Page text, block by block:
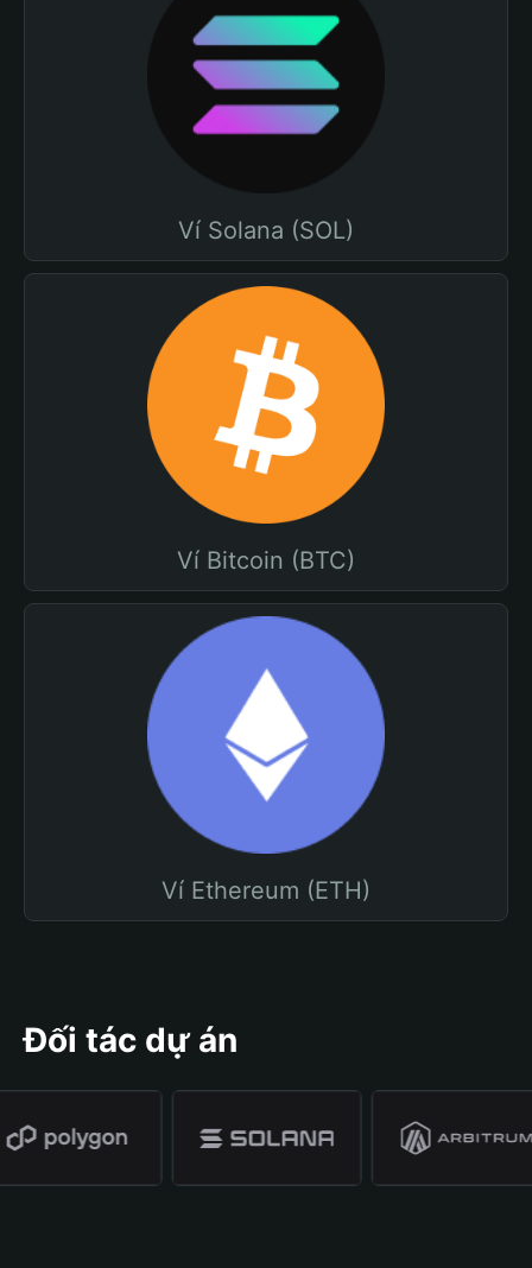
Ví Solana (SOL)
Ví Bitcoin (BTC)
Ví Ethereum (ETH)
Đối tác dự án